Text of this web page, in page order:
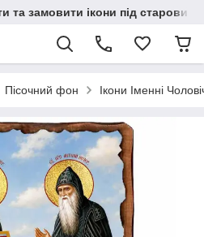
та замовити ікони під
Пісочний фон Ікони Іменні